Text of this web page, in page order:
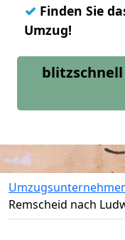
✓ Finden Sie
Umzug!
Remscheid nach